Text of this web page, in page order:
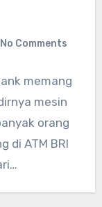
No Comments
memang
mesin
orang
di ATM BRI